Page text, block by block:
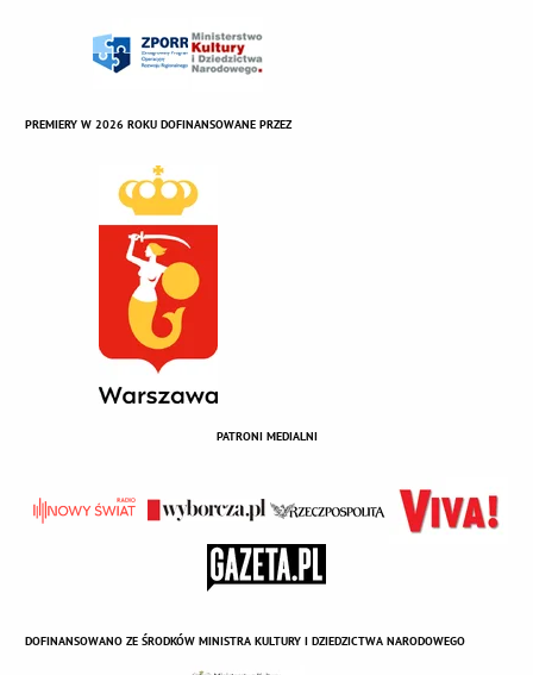
PREMIERY W 2026 ROKU DOFINANSOWANE PRZEZ
PATRONI MEDIALNI
DOFINANSOWANO ZE ŚRODKÓW MINISTRA KULTURY I DZIEDZICTWA NARODOWEGO